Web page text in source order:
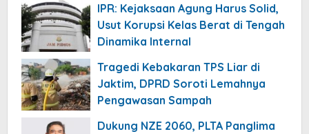
IPR: Kejaksaan Agung Harus Solid,
Usut Korupsi Kelas Berat di Tengah
Dinamika Internal
Tragedi Kebakaran TPS Liar di
Jaktim, DPRD Soroti Lemahnya
Pengawasan Sampah
Dukung NZE 2060, PLTA Panglima